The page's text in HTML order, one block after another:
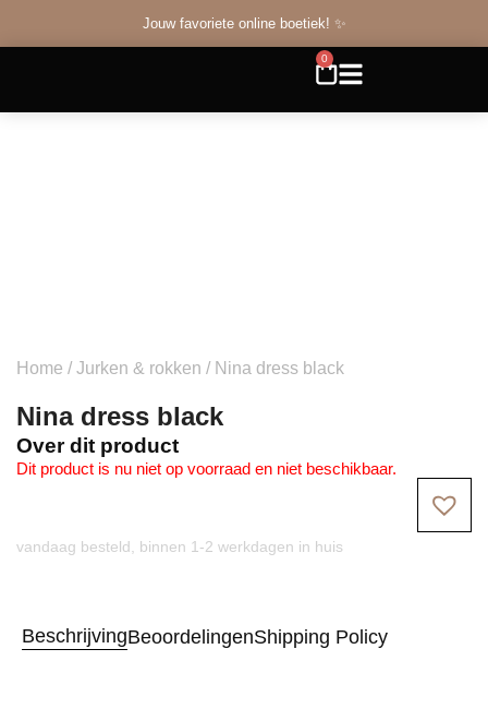
Jouw favoriete online boetiek! ✨
0
Home /Jurken & rokken / Nina dress black
Nina dress black
Over dit product
Dit product is nu niet op voorraad en niet beschikbaar.
vandaag besteld, binnen 1-2 werkdagen in huis
BeschrijvingBeoordelingenShipping Policy